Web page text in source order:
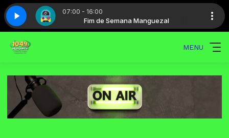
07:00 - 16:00
Fim de Semana Manguezal
5 Maratona - Parte 5
MENU